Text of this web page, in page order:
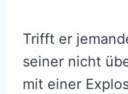
Trifft er
seiner nicht
mit einer